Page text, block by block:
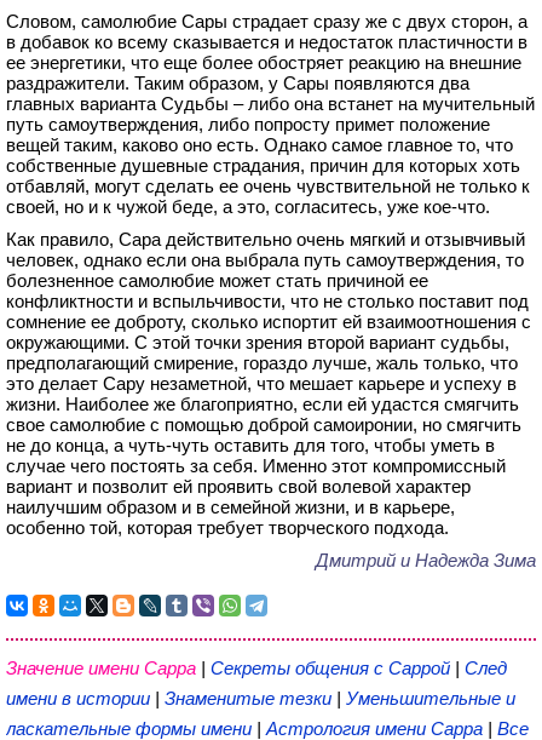
Словом, самолюбие Сары страдает сразу же с двух сторон, а
в добавок ко всему сказывается и недостаток пластичности в
ее энергетики, что еще более обостряет реакцию на внешние
раздражители. Таким образом, у Сары появляются два
главных варианта Судьбы – либо она встанет на мучительный
путь самоутверждения, либо попросту примет положение
вещей таким, каково оно есть. Однако самое главное то, что
собственные душевные страдания, причин для которых хоть
отбавляй, могут сделать ее очень чувствительной не только к
своей, но и к чужой беде, а это, согласитесь, уже кое-что.
Как правило, Сара действительно очень мягкий и отзывчивый
человек, однако если она выбрала путь самоутверждения, то
болезненное самолюбие может стать причиной ее
конфликтности и вспыльчивости, что не столько поставит под
сомнение ее доброту, сколько испортит ей взаимоотношения с
окружающими. С этой точки зрения второй вариант судьбы,
предполагающий смирение, гораздо лучше, жаль только, что
это делает Сару незаметной, что мешает карьере и успеху в
жизни. Наиболее же благоприятно, если ей удастся смягчить
свое самолюбие с помощью доброй самоиронии, но смягчить
не до конца, а чуть-чуть оставить для того, чтобы уметь в
случае чего постоять за себя. Именно этот компромиссный
вариант и позволит ей проявить свой волевой характер
наилучшим образом и в семейной жизни, и в карьере,
особенно той, которая требует творческого подхода.
Дмитрий и Надежда Зима
Значение имени Сарра | Секреты общения с Саррой | След
имени в истории | Знаменитые тезки | Уменьшительные и
ласкательные формы имени | Астрология имени Сарра | Все